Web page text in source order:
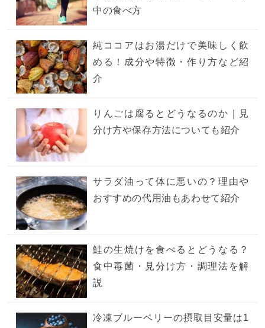
中の食べ方
純ココアはお湯だけで美味しく飲
める！成分や特徴・作り方など紹
介
りんごは腐るとどうなるのか｜見
分け方や保存方法についても紹介
サラダ油って体に悪いの？理由や
おすすめの代用油もあわせて紹介
鮭の生焼けを食べるとどうなる？
食中毒菌・見分け方・調理法を解
説
冷凍ブルーベリーの摂取目安量は1